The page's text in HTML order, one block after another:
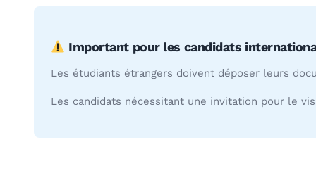
Important pour les candidats
Les étudiants étrangers doivent déposer leurs
Les candidats nécessitant une invitation pour le